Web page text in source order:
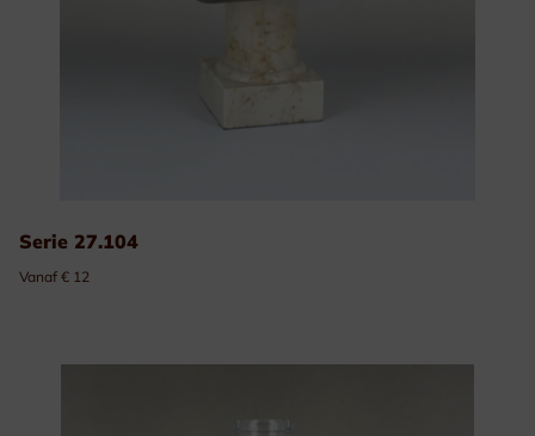
Serie 27.104
Vanaf € 12